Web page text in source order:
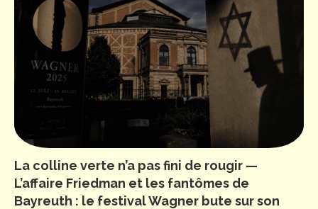
La colline verte n’a pas fini de rougir —
L’affaire Friedman et les fantômes de
Bayreuth : le festival Wagner bute sur son